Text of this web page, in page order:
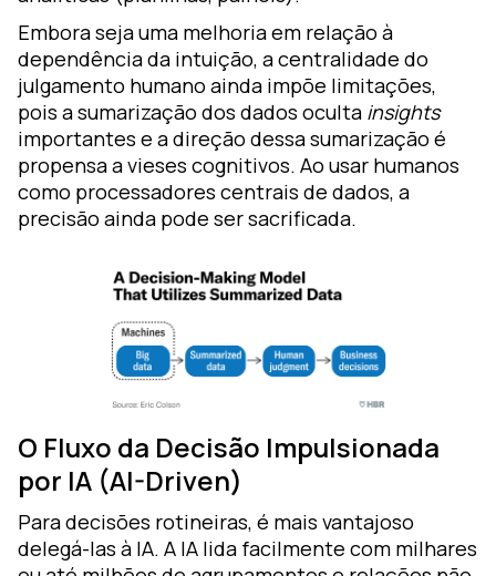
Embora seja uma melhoria em relação à
dependência da intuição, a centralidade do
julgamento humano ainda impõe limitações,
pois a sumarização dos dados oculta insights
importantes e a direção dessa sumarização é
propensa a vieses cognitivos. Ao usar humanos
como processadores centrais de dados, a
precisão ainda pode ser sacrificada.
O Fluxo da Decisão Impulsionada
por IA (AI-Driven)
Para decisões rotineiras, é mais vantajoso
delegá-las à IA. A IA lida facilmente com milhares